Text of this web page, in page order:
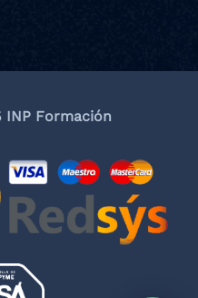
INP Formación